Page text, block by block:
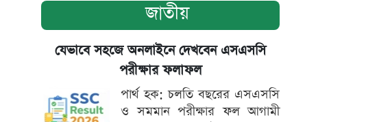
জাতীয়
যেভাবে সহজে অনলাইনে দেখবেন এসএসসি
পরীক্ষার ফলাফল
পার্থ হক: চলতি বছরের এসএসসি
ও সমমান পরীক্ষার ফল আগামী